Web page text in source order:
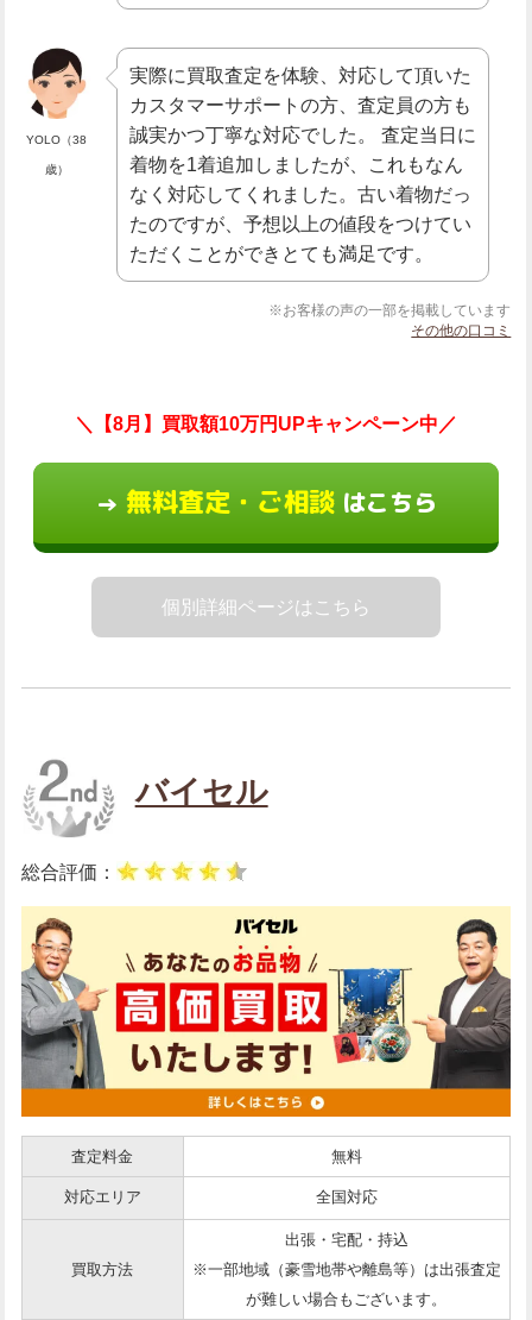
YOLO（38
歳）
実際に買取査定を体験、対応して頂いた
カスタマーサポートの方、査定員の方も
誠実かつ丁寧な対応でした。 査定当日に
着物を1着追加しましたが、これもなん
なく対応してくれました。古い着物だっ
たのですが、予想以上の値段をつけてい
ただくことができとても満足です。
※お客様の声の一部を掲載しています
その他の口コミ
＼【8月】買取額10万円UPキャンペーン中／
→ 無料査定・ご相談はこちら
個別詳細ページはこちら
バイセル
総合評価：
査定料金 無料
対応エリア 全国対応
買取方法
出張・宅配・持込
※一部地域（豪雪地帯や離島等）は出張査定
が難しい場合もございます。